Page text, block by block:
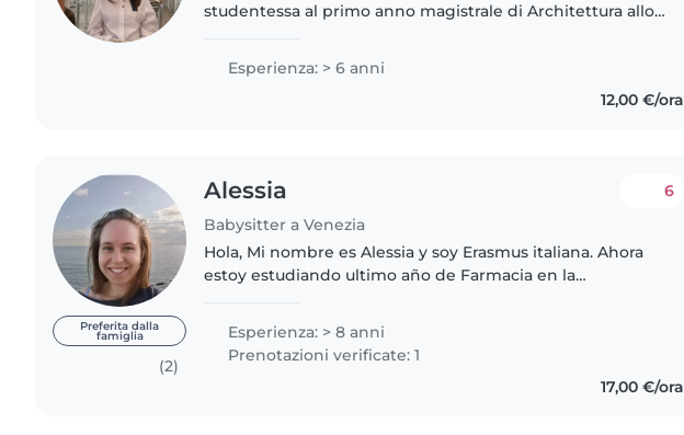
studentessa al primo anno magistrale di Architettura allo
famiglia che con altre..
Esperienza: > 6 anni
12,00 €/ora
Preferita dalla
famiglia
(2)
Alessia
Babysitter a Venezia
6
Hola, Mi nombre es Alessia y soy Erasmus italiana. Ahora
estoy estudiando ultimo año de Farmacia en la
emergencia los fines semana o..
Esperienza: > 8 anni
Prenotazioni verificate: 1
17,00 €/ora